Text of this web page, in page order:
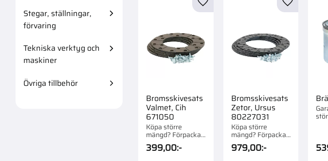
Bromsskivesats
Valmet, Cih
671050
Köpa större
mängd? Förpackad
om 1 st.
399,00:-
Lägg till i favoriter
Bromsskivesats
Zetor, Ursus
80227031
Köpa större
mängd? Förpackad
om 1 st.
979,00:-
Lägg till i
Stegar, ställningar,
förvaring
Tekniska verktyg och
maskiner
Övriga tillbehör